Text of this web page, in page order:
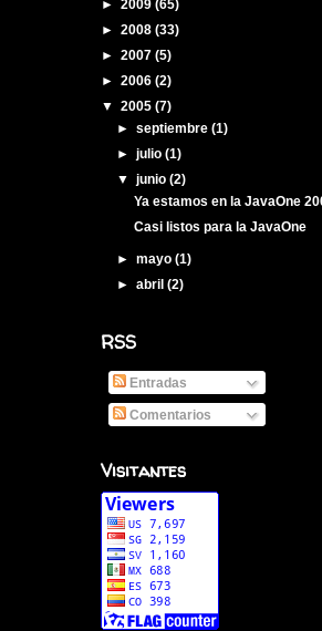
► 2009 (65)
► 2008 (33)
► 2007 (5)
► 2006 (2)
▼ 2005 (7)
►septiembre(1)
►julio(1)
▼junio(2)
Ya estamos en la JavaOne
Casi listos para la JavaOne
►mayo(1)
►abril(2)
RSS
Entradas
Comentarios
Visitantes